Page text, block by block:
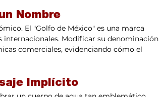
Nombre
El "Golfo de México" es una marca
internacionales. Modificar su denominación
comerciales, evidenciando cómo el
Implícito